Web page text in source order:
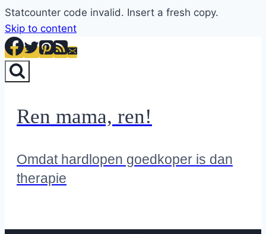
Statcounter code invalid. Insert a fresh copy.
Skip to content
Ren mama, ren!
Omdat hardlopen goedkoper is dan
therapie